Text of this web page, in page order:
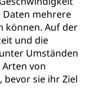
Daten mehrere
können. Auf der
und die
Umständen
von
sie ihr Ziel